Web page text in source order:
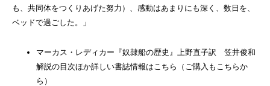
も、共同体をつくりあげた努力）、感動はあまりにも深く、数日を、
ベッドで過ごした。」
マーカス・レディカー『奴隷船の歴史』上野直子訳 笠井俊和
解説の目次ほか詳しい書誌情報はこちら（ご購入もこちらか
ら）